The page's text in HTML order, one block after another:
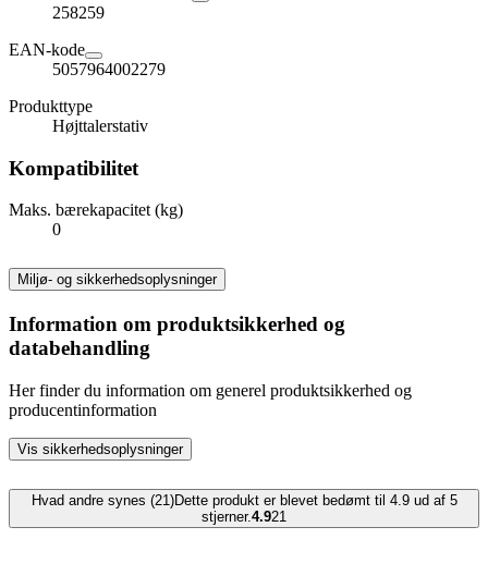
258259
EAN-kode
5057964002279
Produkttype
Højttalerstativ
Kompatibilitet
Maks. bærekapacitet (kg)
0
Miljø- og sikkerhedsoplysninger
Information om produktsikkerhed og
databehandling
Her finder du information om generel produktsikkerhed og
producentinformation
Vis sikkerhedsoplysninger
Hvad andre synes (21)Dette produkt er blevet bedømt til 4.9 ud af 5
stjerner.4.921